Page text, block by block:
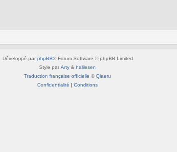
Développé par phpBB® Forum Software © phpBB Limited
Style par Arty & halilesen
Traduction française officielle ©Qiaeru
Confidentialité | Conditions